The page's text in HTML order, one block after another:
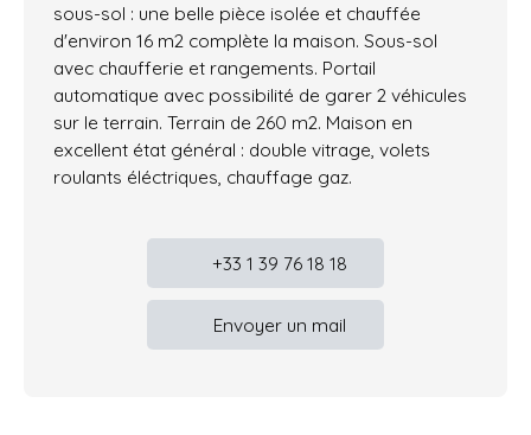
sous-sol : une belle pièce isolée et chauffée
d'environ 16 m2 complète la maison. Sous-sol
avec chaufferie et rangements. Portail
automatique avec possibilité de garer 2 véhicules
sur le terrain. Terrain de 260 m2. Maison en
excellent état général : double vitrage, volets
roulants éléctriques, chauffage gaz.
+33 1 39 76 18 18
Envoyer un mail